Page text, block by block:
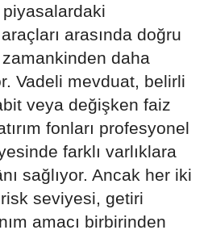
arasında doğru
daha
Vadeli mevduat, belirli
veya değişken faiz
fonları profesyonel
farklı varlıklara
sağlıyor. Ancak her iki
risk seviyesi, getiri
amacı birbirinden